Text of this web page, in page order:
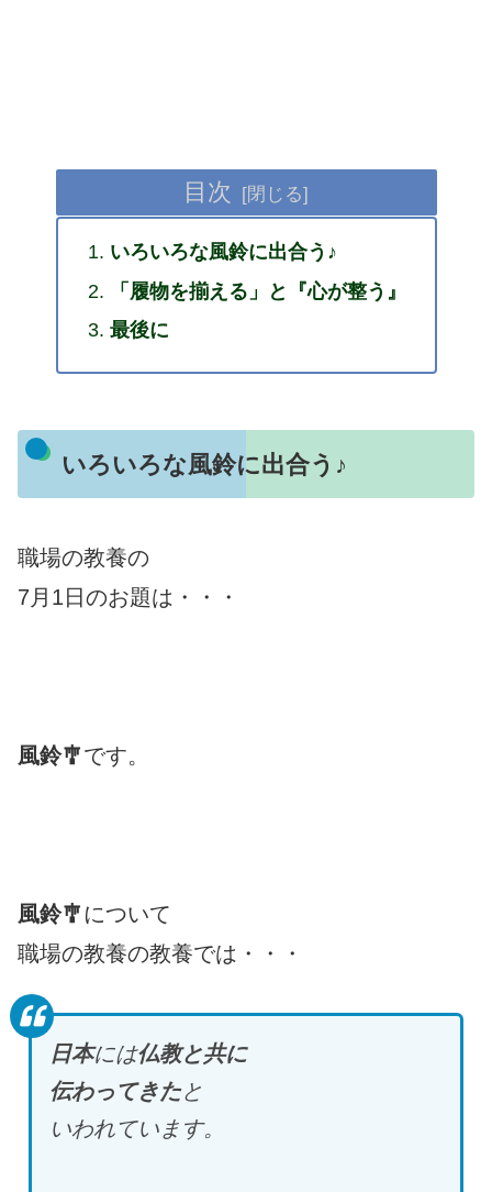
目次
いろいろな風鈴に出合う♪
「履物を揃える」と『心が整う』
最後に
いろいろな風鈴に出合う♪
職場の教養の
7月1日のお題は・・・
風鈴🎐です。
風鈴🎐 について
職場の教養の教養では・・・
日本には仏教と共に
伝わってきたと
いわれています。